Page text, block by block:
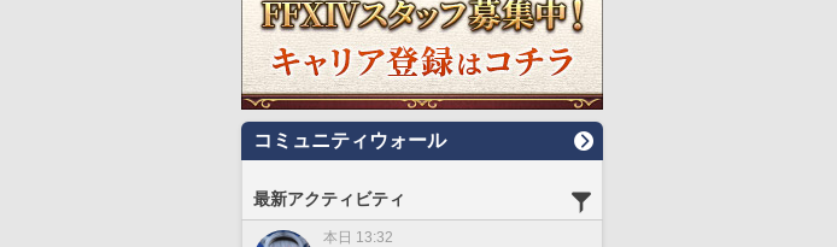
コミュニティウォール
最新アクティビティ
本日 13:32